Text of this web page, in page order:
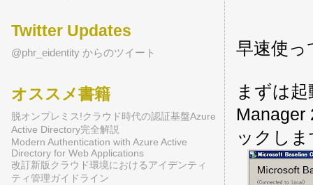
早速使っ
まずは
Manager
ックし
Twitter Updates
@phr_eidentity からのツイート
オススメ書籍
脱オンプレミス!クラウド時代の認証基盤Azure
Active Directory完全解説
Modern Authentication with Azure Active
Directory for Web Applications
改訂新版クラウド環境におけるアイデンティ
ティ管理ガイドライン